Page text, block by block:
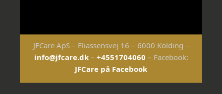
JFCare ApS – Eliassensvej 16 – 6000 Kolding –
info@jfcare.dk– +4551704060 – Facebook:
JFCare på Facebook